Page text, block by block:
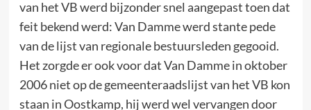
van het VB werd bijzonder snel aangepast toen dat
feit bekend werd: Van Damme werd stante pede
van de lijst van regionale bestuursleden gegooid.
Het zorgde er ook voor dat Van Damme in oktober
2006 niet op de gemeenteraadslijst van het VB kon
staan in Oostkamp, hij werd wel vervangen door